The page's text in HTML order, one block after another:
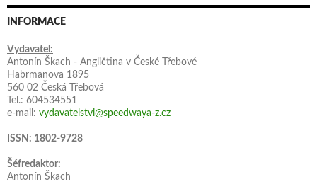
INFORMACE
Vydavatel:
Antonín Škach - Angličtina v České Třebové
Habrmanova 1895
560 02 Česká Třebová
Tel.: 604534551
e-mail: vydavatelstvi@speedwaya-z.cz
ISSN: 1802-9728
Šéfredaktor:
Antonín Škach